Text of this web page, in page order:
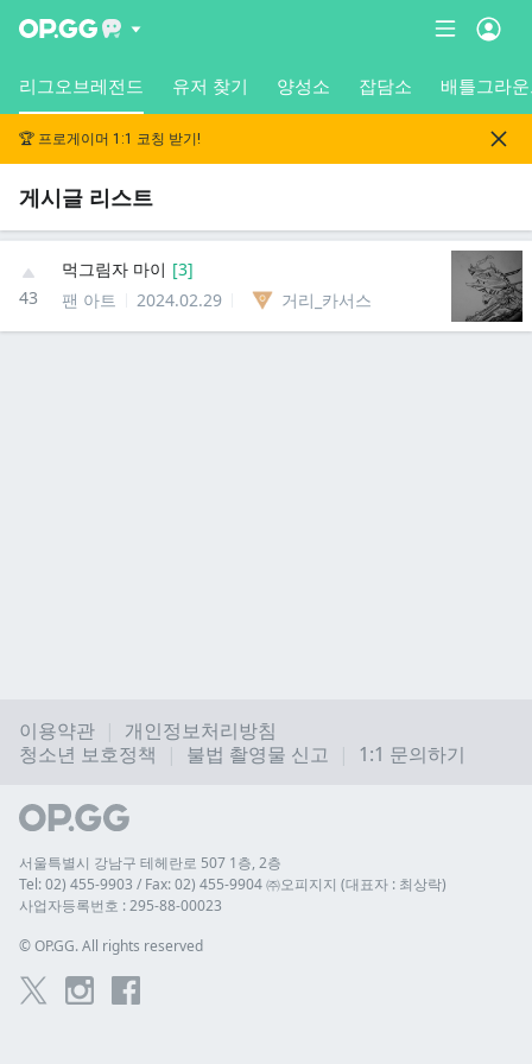
리그오브레전드 유저 찾기 양성소 잡담소 배틀그라
🏆 프로게이머 1:1 코칭 받기!
게시글 리스트
43
먹그림자 마이 [3]
팬 아트
2024.02.29 거리_카서스
이용약관
개인정보처리방침
청소년 보호정책
불법 촬영물 신고 1:1 문의하기
서울특별시 강남구 테헤란로 507 1층, 2층
Tel: 02) 455-9903 / Fax: 02) 455-9904 ㈜오피지지 (대표자 : 최상락)
사업자등록번호 : 295-88-00023
© OP.GG. All rights reserved